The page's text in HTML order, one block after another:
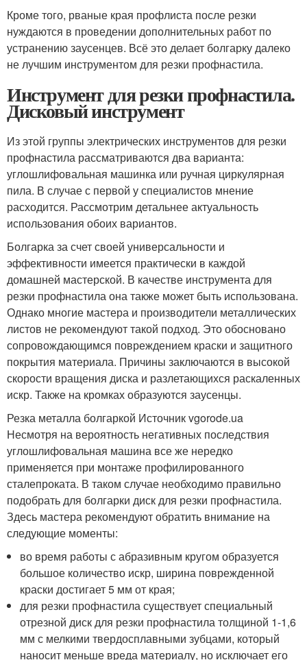
Кроме того, рваные края профлиста после резки
нуждаются в проведении дополнительных работ по
устранению заусенцев. Всё это делает болгарку далеко
не лучшим инструментом для резки профнастила.
Инструмент для резки профнастила.
Дисковый инструмент
Из этой группы электрических инструментов для резки
профнастила рассматриваются два варианта:
углошлифовальная машинка или ручная циркулярная
пила. В случае с первой у специалистов мнение
расходится. Рассмотрим детальнее актуальность
использования обоих вариантов.
Болгарка за счет своей универсальности и
эффективности имеется практически в каждой
домашней мастерской. В качестве инструмента для
резки профнастила она также может быть использована.
Однако многие мастера и производители металлических
листов не рекомендуют такой подход. Это обосновано
сопровождающимся повреждением краски и защитного
покрытия материала. Причины заключаются в высокой
скорости вращения диска и разлетающихся раскаленных
искр. Также на кромках образуются заусенцы.
Резка металла болгаркой Источник vgorode.ua
Несмотря на вероятность негативных последствия
углошлифовальная машина все же нередко
применяется при монтаже профилированного
сталепроката. В таком случае необходимо правильно
подобрать для болгарки диск для резки профнастила.
Здесь мастера рекомендуют обратить внимание на
следующие моменты:
во время работы с абразивным кругом образуется
большое количество искр, ширина поврежденной
краски достигает 5 мм от края;
для резки профнастила существует специальный
отрезной диск для резки профнастила толщиной 1-1,6
мм с мелкими твердосплавными зубцами, который
наносит меньше вреда материалу, но исключает его